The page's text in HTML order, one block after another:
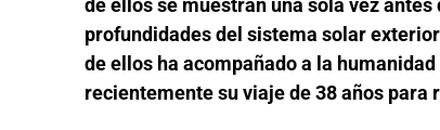
de ellos se muestran una sola vez
profundidades del sistema solar
de ellos ha acompañado a la
recientemente su viaje de 38 años para